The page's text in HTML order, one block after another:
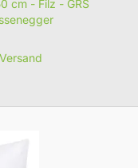
cm - Filz - GRS
Versand